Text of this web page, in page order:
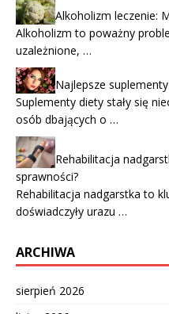
Alkoholizm leczenie:
Alkoholizm to poważny
uzależnione, …
Najlepsze
Suplementy diety stały się
osób dbających o …
Rehabilitacja
sprawności?
Rehabilitacja nadgarstka to
doświadczyły urazu …
ARCHIWA
sierpień 2026